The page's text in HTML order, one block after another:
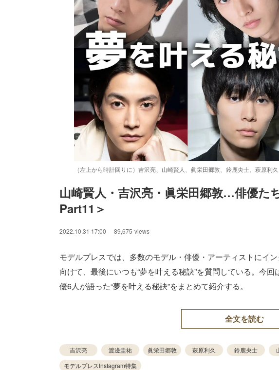
（左上から時計回りに）吉沢亮、山崎賢人、眞栄田郷敦、鈴鹿央士、萩原利
山崎賢人・吉沢亮・眞栄田郷敦…俳優た
Part11＞
2022.10.31 17:00 89,675 views
モデルプレスでは、多数のモデル・俳優・アーティストにイ
向けて、最後にいつも“夢を叶える秘訣”を質問している。今
優6人が語った“夢を叶える秘訣”をまとめて紹介する。
全文を読む
吉沢亮 渡邊圭祐 眞栄田郷敦 萩原利久 鈴鹿央士
モデルプレスInstagram特集